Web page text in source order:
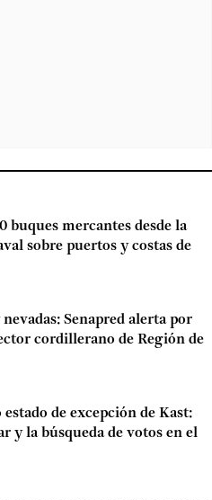
buques mercantes desde la
sobre puertos y costas de
Senapred alerta por
cordillerano de Región de
de excepción de Kast:
y la búsqueda de votos en el